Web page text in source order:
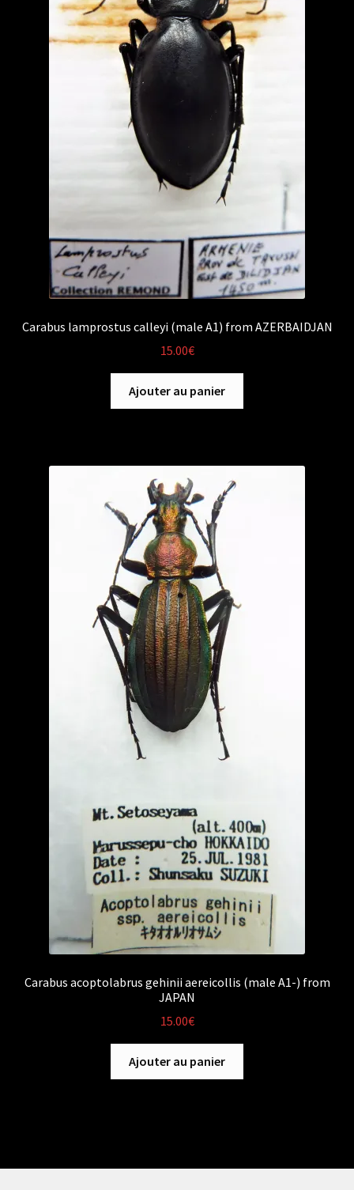
Carabus lamprostus calleyi (male A1) from AZERBAIDJAN
15.00€
Ajouter au panier
Carabus acoptolabrus gehinii aereicollis (male A1-) from
JAPAN
15.00€
Ajouter au panier